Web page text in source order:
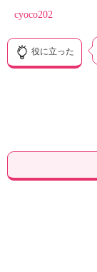
cyoco202
役に立った